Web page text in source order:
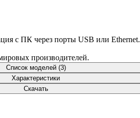
с ПК через порты USB или Ethernet.
производителей.
Список моделей (3)
Характеристики
Скачать